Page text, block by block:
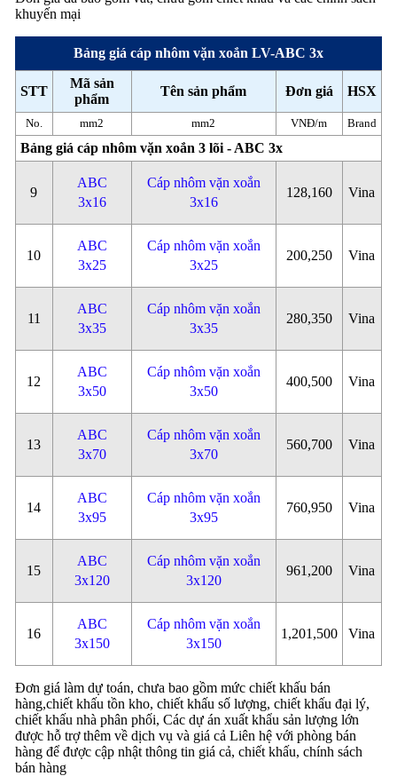
khuyến mại
Bảng giá cáp nhôm vặn xoắn LV-ABC 3x
STT
Mã sản
phẩm
Tên sản phẩm Đơn giá HSX
No. mm2 mm2 VNĐ/m Brand
Bảng giá cáp nhôm vặn xoắn 3 lõi - ABC 3x
9
ABC
3x16
Cáp nhôm vặn xoắn
3x16
128,160 Vina
10
ABC
3x25
Cáp nhôm vặn xoắn
3x25
200,250 Vina
11
ABC
3x35
Cáp nhôm vặn xoắn
3x35
280,350 Vina
12
ABC
3x50
Cáp nhôm vặn xoắn
3x50
400,500 Vina
13
ABC
3x70
Cáp nhôm vặn xoắn
3x70
560,700 Vina
14
ABC
3x95
Cáp nhôm vặn xoắn
3x95
760,950 Vina
15
ABC
3x120
Cáp nhôm vặn xoắn
3x120
961,200 Vina
16
ABC
3x150
Cáp nhôm vặn xoắn
3x150
1,201,500 Vina
Đơn giá làm dự toán, chưa bao gồm mức chiết khấu bán
hàng,chiết khấu tồn kho, chiết khấu số lượng, chiết khấu đại lý,
chiết khấu nhà phân phối, Các dự án xuất khẩu sản lượng lớn
được hỗ trợ thêm về dịch vụ và giá cả Liên hệ với phòng bán
hàng để được cập nhật thông tin giá cả, chiết khấu, chính sách
bán hàng